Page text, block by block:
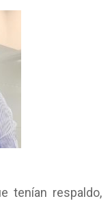
tenían respaldo,